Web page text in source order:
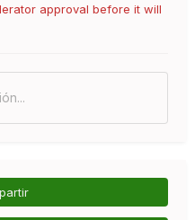
approval before it will